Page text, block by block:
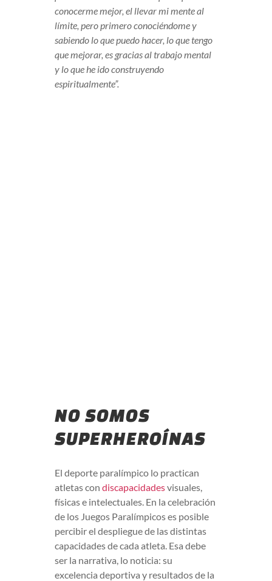
conocerme mejor, el llevar mi mente al
límite, pero primero conociéndome y
sabiendo lo que puedo hacer, lo que tengo
que mejorar, es gracias al trabajo mental
y lo que he ido construyendo
espiritualmente”.
NO SOMOS
SUPERHEROÍNAS
El deporte paralímpico lo practican
atletas condiscapacidadesvisuales,
físicas e intelectuales. En la celebración
de los Juegos Paralímpicos es posible
percibir el despliegue de las distintas
capacidades de cada atleta. Esa debe
ser la narrativa, lo noticia: su
excelencia deportiva y resultados de la